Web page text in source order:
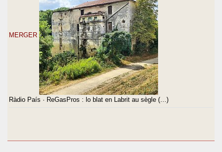
MERGER
Ràdio País · ReGasPros : lo blat en Labrit au sègle (…)